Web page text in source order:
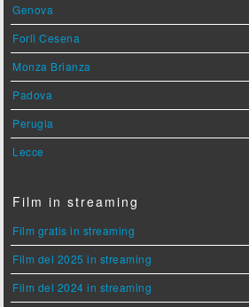
Genova
Forlì Cesena
Monza Brianza
Padova
Perugia
Lecce
Film in streaming
Film gratis in streaming
Film del 2025 in streaming
Film del 2024 in streaming